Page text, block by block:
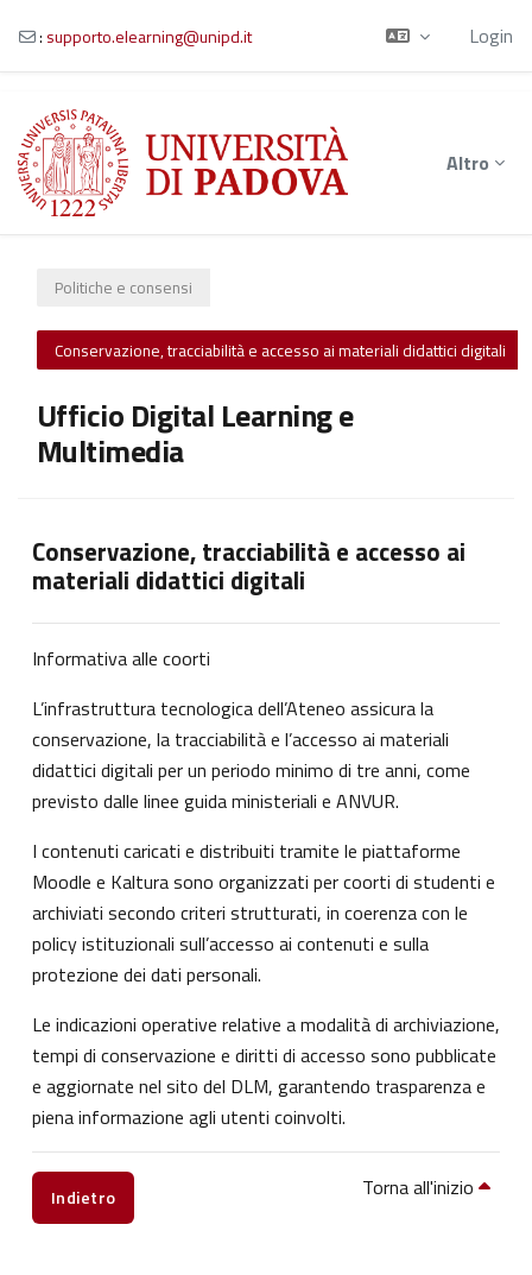
Vai al contenuto principale
: supporto.elearning@unipd.it Login
Altro
Politiche e consensi
Conservazione, tracciabilità e accesso ai materiali didattici digitali
Ufficio Digital Learning e
Multimedia
Conservazione, tracciabilità e accesso ai
materiali didattici digitali
Informativa alle coorti
L’infrastruttura tecnologica dell’Ateneo assicura la
conservazione, la tracciabilità e l’accesso ai materiali
didattici digitali per un periodo minimo di tre anni, come
previsto dalle linee guida ministeriali e ANVUR.
I contenuti caricati e distribuiti tramite le piattaforme
Moodle e Kaltura sono organizzati per coorti di studenti e
archiviati secondo criteri strutturati, in coerenza con le
policy istituzionali sull’accesso ai contenuti e sulla
protezione dei dati personali.
Le indicazioni operative relative a modalità di archiviazione,
tempi di conservazione e diritti di accesso sono pubblicate
e aggiornate nel sito del DLM, garantendo trasparenza e
piena informazione agli utenti coinvolti.
Indietro Torna all'inizio